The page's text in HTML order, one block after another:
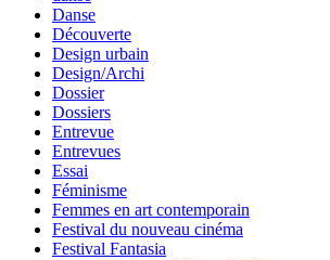
Danse
Découverte
Design urbain
Design/Archi
Dossier
Dossiers
Entrevue
Entrevues
Essai
Féminisme
Femmes en art contemporain
Festival du nouveau cinéma
Festival Fantasia